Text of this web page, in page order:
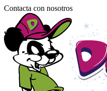
Contacta con nosotros